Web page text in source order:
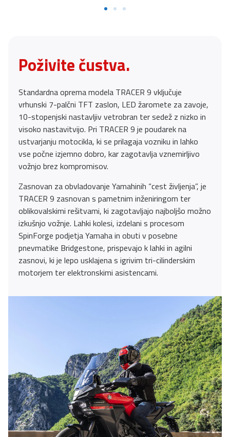
Poživite čustva.
Standardna oprema modela TRACER 9 vključuje
vrhunski 7-palčni TFT zaslon, LED žaromete za zavoje,
10-stopenjski nastavljiv vetrobran ter sedež z nizko in
visoko nastavitvijo. Pri TRACER 9 je poudarek na
ustvarjanju motocikla, ki se prilagaja vozniku in lahko
vse počne izjemno dobro, kar zagotavlja vznemirljivo
vožnjo brez kompromisov.
Zasnovan za obvladovanje Yamahinih “cest življenja”, je
TRACER 9 zasnovan s pametnim inženiringom ter
oblikovalskimi rešitvami, ki zagotavljajo najboljšo možno
izkušnjo vožnje. Lahki kolesi, izdelani s procesom
SpinForge podjetja Yamaha in obuti v posebne
pnevmatike Bridgestone, prispevajo k lahki in agilni
zasnovi, ki je lepo usklajena s igrivim tri-cilinderskim
motorjem ter elektronskimi asistencami.